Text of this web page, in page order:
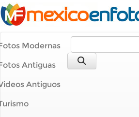
Modernas
Antiguas
Antiguos